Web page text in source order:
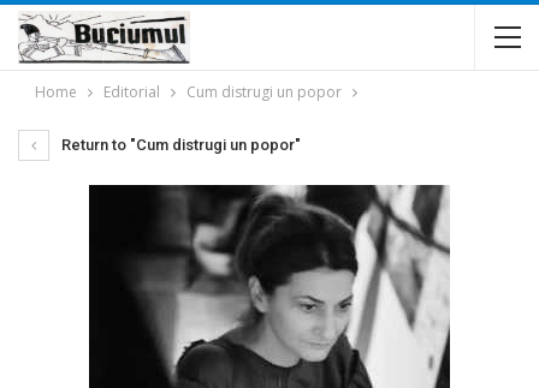
Home Editorial Cum distrugi un popor
Return to "Cum distrugi un popor"